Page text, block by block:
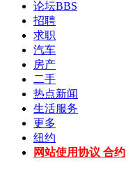
论坛BBS
招聘
求职
汽车
房产
二手
热点新闻
生活服务
更多
纽约
网站使用协议 合约